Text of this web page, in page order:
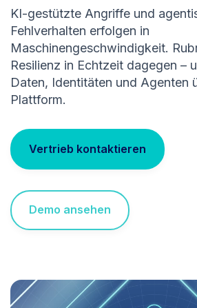
KI-gestützte Angriffe und
Fehlverhalten erfolgen in
Maschinengeschwindigkeit.
Resilienz in Echtzeit dagegen –
Daten, Identitäten und Agenten
Plattform.
Vertrieb kontaktieren
Demo ansehen